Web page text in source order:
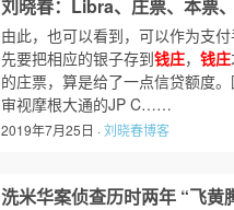
刘晓春：Libra、庄票、本票
由此，也可以看到，可以作为支
先要把相应的银子存到钱庄， 钱庄
的庄票，算是给了一点信贷额度
审视摩根大通的JP C……
2019年7月25日 ·刘晓春博客
洗米华案侦查历时两年 “飞黄